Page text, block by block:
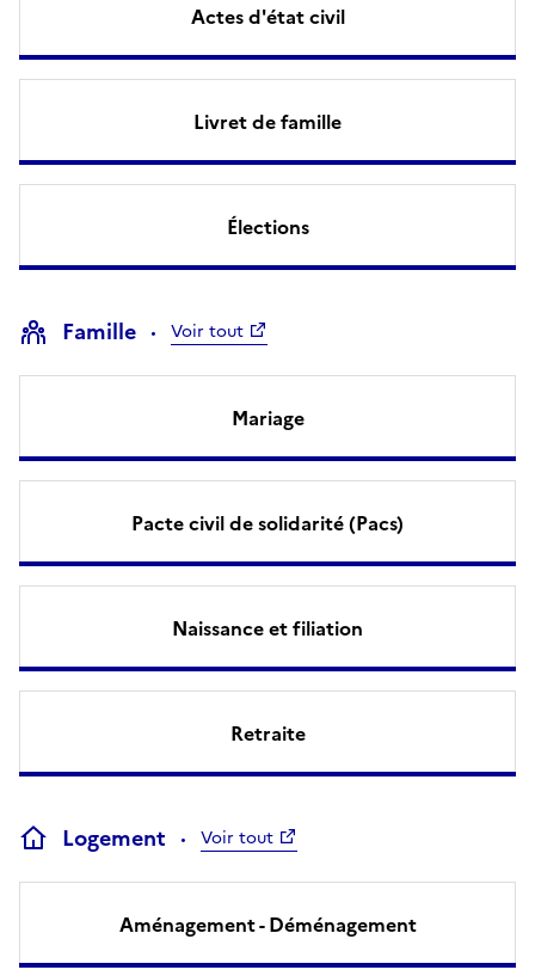
Actes d'état civil
Livret de famille
Élections
Famille Voir tout
Mariage
Pacte civil de solidarité (Pacs)
Naissance et filiation
Retraite
Logement Voir tout
Aménagement - Déménagement